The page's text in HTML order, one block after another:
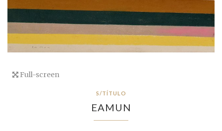
Full-screen
S/TÍTULO
EAMUN